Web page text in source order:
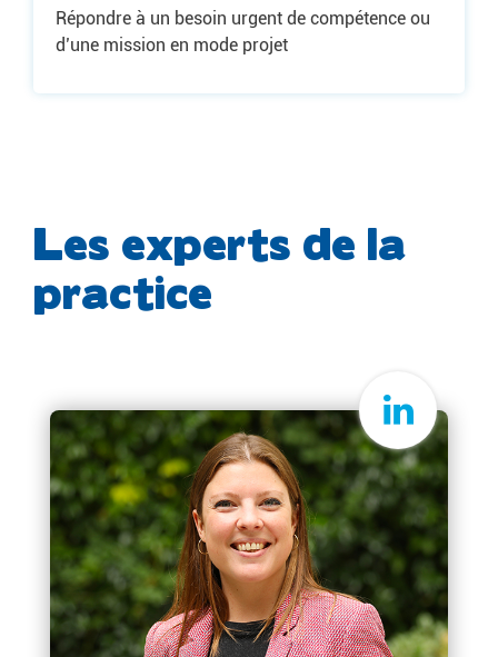
Répondre à un besoin urgent de compétence ou
d’une mission en mode projet
Les experts de la
practice